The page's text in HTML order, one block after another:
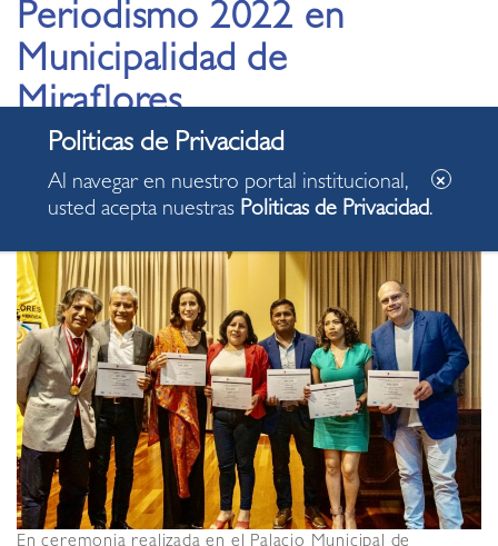
Periodismo 2022 en
Municipalidad de
Miraflores
14.12.2022
En ceremonia realizada en el Palacio Municipal de
Al navegar en nuestro portal institucional,
usted acepta nuestras Politicas de Privacidad.